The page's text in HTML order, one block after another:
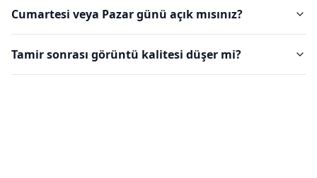
Cumartesi veya Pazar günü açık mısınız?
Tamir sonrası görüntü kalitesi düşer mi?